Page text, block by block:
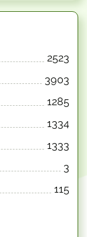
2523
3903
1285
1334
1333
3
115